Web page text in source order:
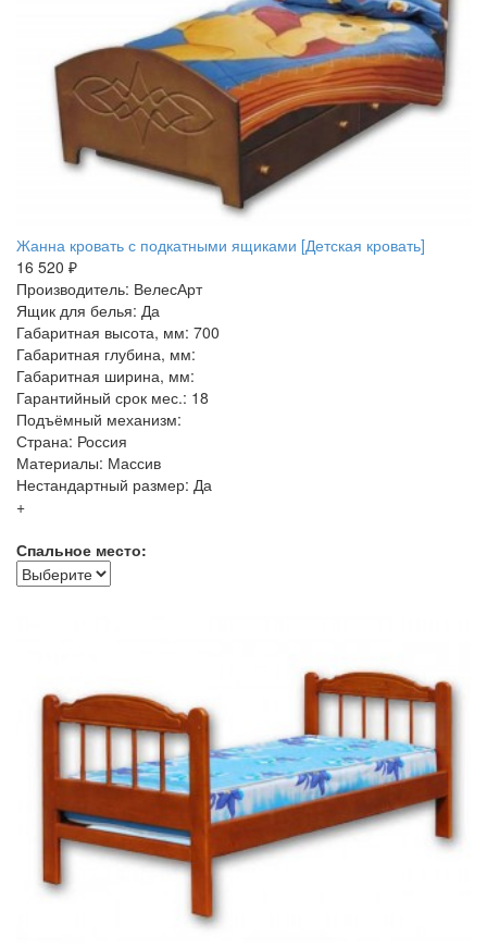
Жанна кровать с подкатными ящиками [Детская кровать]
16 520 ₽
Производитель: ВелесАрт
Ящик для белья: Да
Габаритная высота, мм: 700
Габаритная глубина, мм:
Габаритная ширина, мм:
Гарантийный срок мес.: 18
Подъёмный механизм:
Страна: Россия
Материалы: Массив
Нестандартный размер: Да
+
Спальное место: